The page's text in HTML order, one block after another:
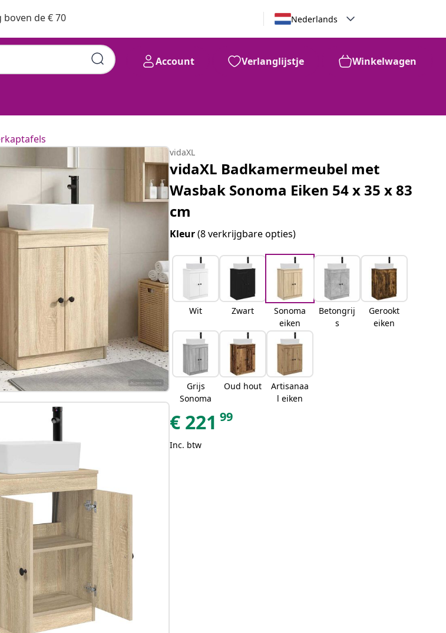
de € 70 Nederlands
Account Verlanglijstje Winkelwagen
vidaXL
vidaXL Badkamermeubel met
Wasbak Sonoma Eiken 54 x 35 x 83
cm
Kleur(8 verkrijgbare opties)
Wit Zwart
Sonoma
eiken
Betongrij
s
Gerookt
eiken
Grijs
Sonoma
Oud hout
Artisanaa
l eiken
€ 221 99
Inc. btw